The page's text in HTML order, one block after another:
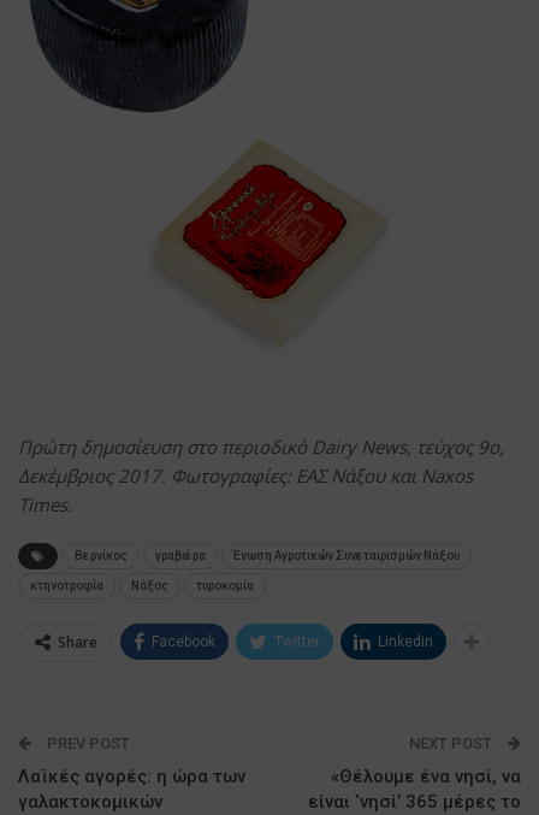
Πρώτη δημοσίευση στο περιοδικό Dairy News, τεύχος 9ο,
Δεκέμβριος 2017. Φωτογραφίες: ΕΑΣ Νάξου και Naxos
Times.
Βερνίκος γραβιέρα Ένωση Αγροτικών Συνεταιρισμών Νάξου
κτηνοτροφία Νάξος τυροκομία
Share Facebook Twitter Linkedin
PREV POST
Λαϊκές αγορές: η ώρα των
γαλακτοκομικών
NEXT POST
«Θέλουμε ένα νησί, να
είναι ‘νησί’ 365 μέρες το